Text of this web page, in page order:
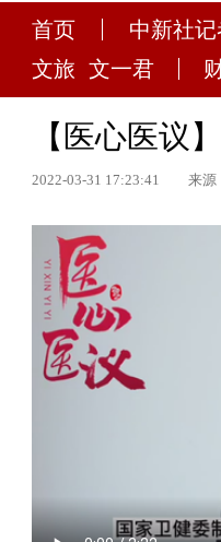
首页 中新社
文旅 文一君
【医心医议
2022-03-31 17:23:41 来源